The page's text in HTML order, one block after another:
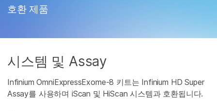
추천 링크
호환 제품
시스템 및 Assay
Infinium OmniExpressExome-8 키트는 Infinium HD Super
Assay를 사용하며 iScan 및 HiScan 시스템과 호환됩니다.